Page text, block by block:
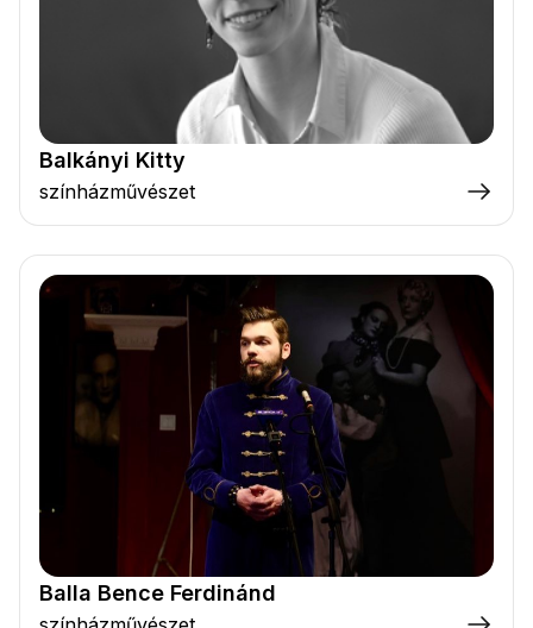
Balkányi Kitty
színházművészet
Balla Bence Ferdinánd